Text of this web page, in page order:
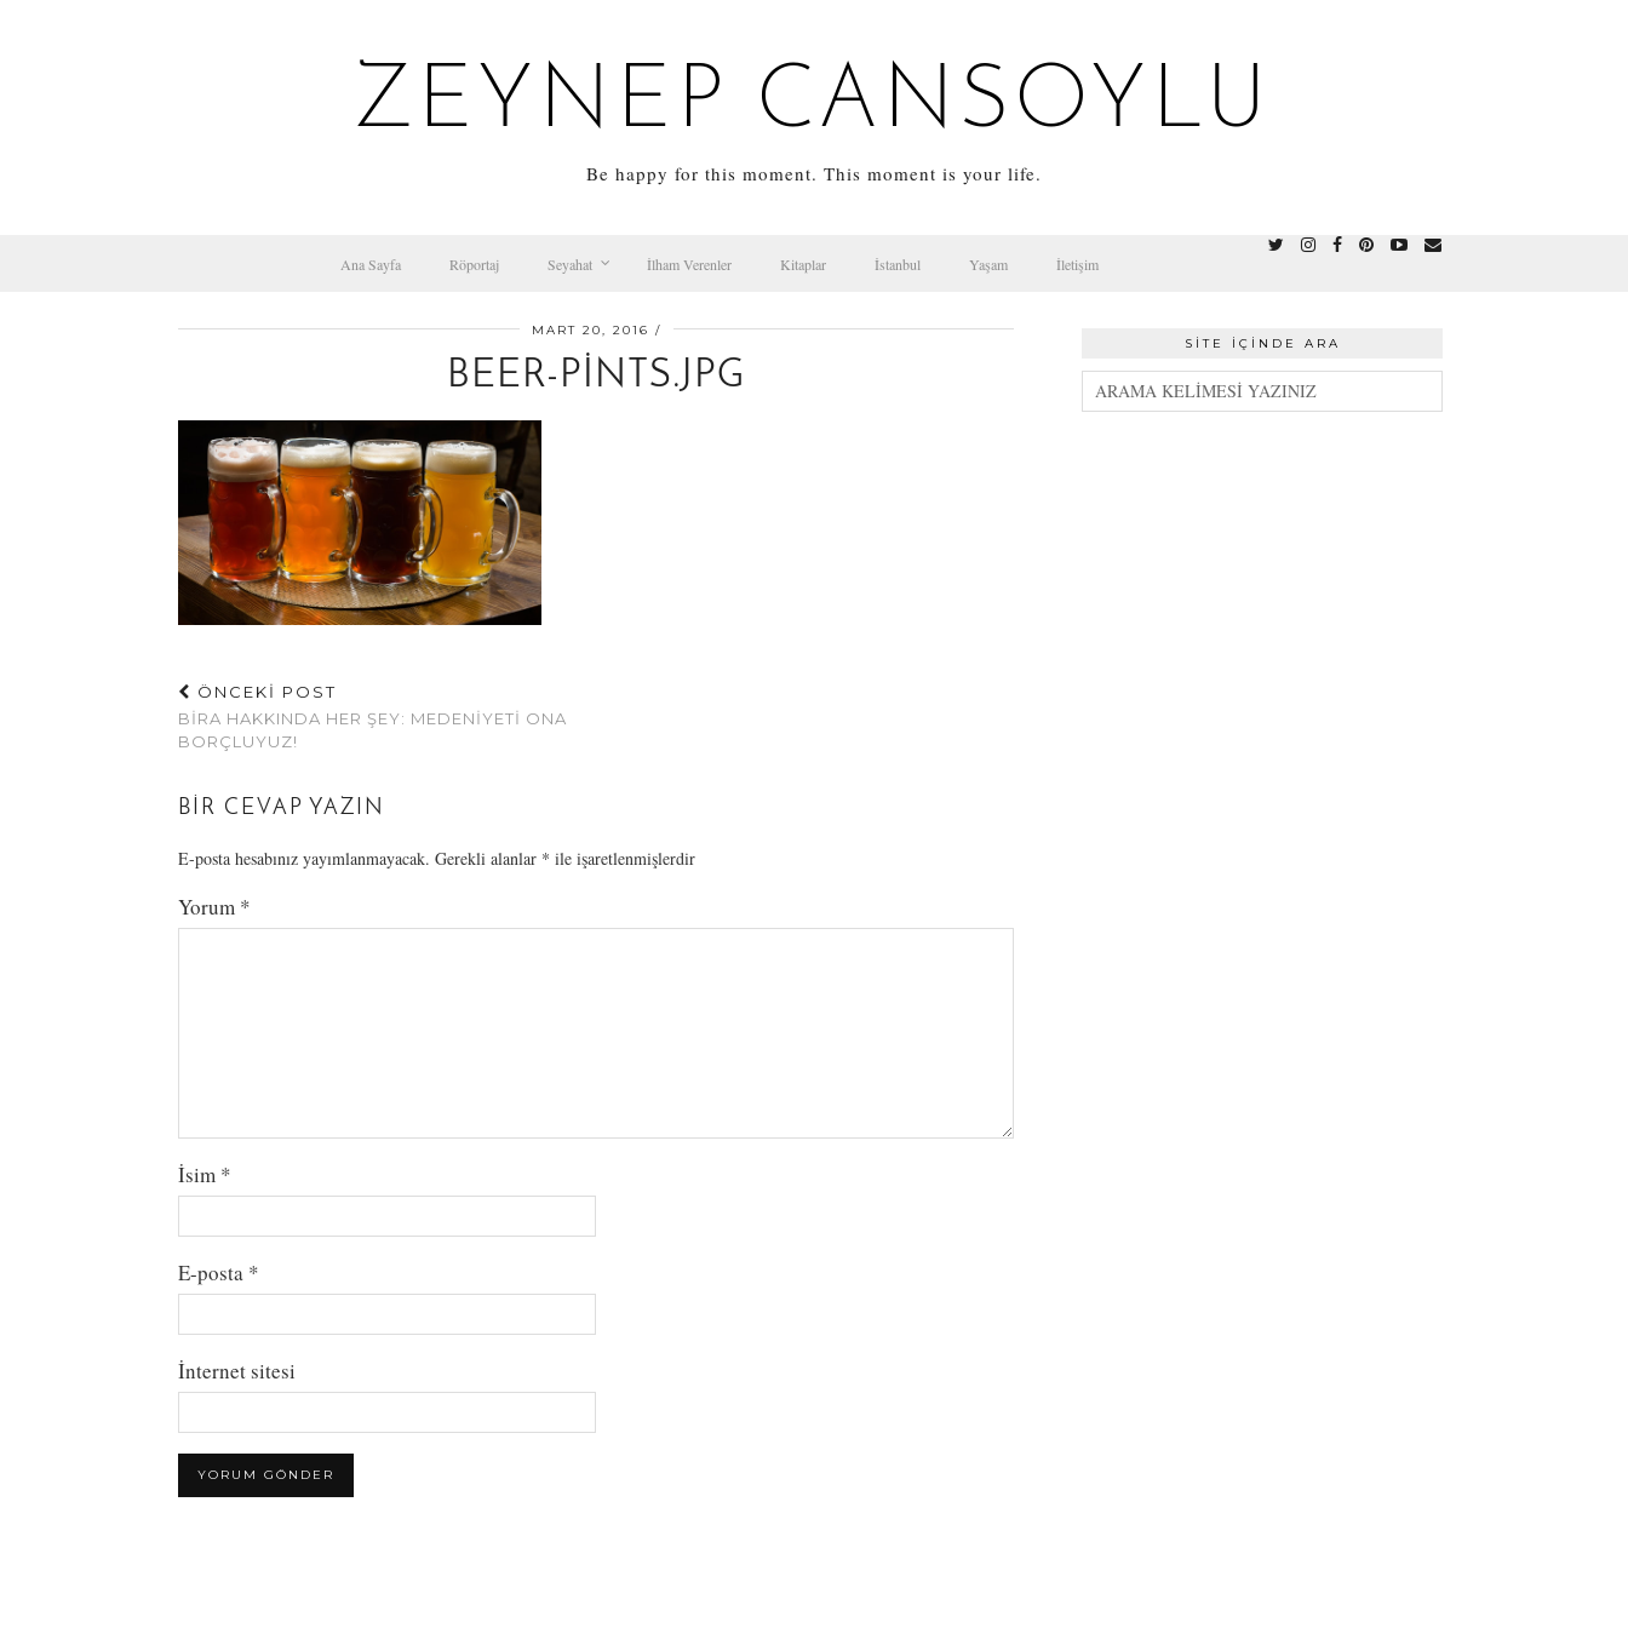
ZEYNEP CANSOYLU
Be happy for this moment. This moment is your life.
Ana Sayfa Röportaj Seyahat İlham Verenler Kitaplar İstanbul Yaşam İletişim
MART 20, 2016
BEER-PINTS.JPG
ÖNCEKİ POST
BIRA HAKKINDA HER ŞEY: MEDENIYETI ONA
BORÇLUYUZ!
BIR CEVAP YAZIN
E-posta hesabınız yayımlanmayacak. Gerekli alanlar * ile işaretlenmişlerdir
Yorum *
İsim *
E-posta *
İnternet sitesi
SITE İÇINDE ARA